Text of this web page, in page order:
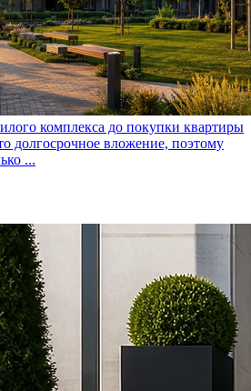
комплекса до покупки квартиры
долгосрочное вложение, поэтому
...